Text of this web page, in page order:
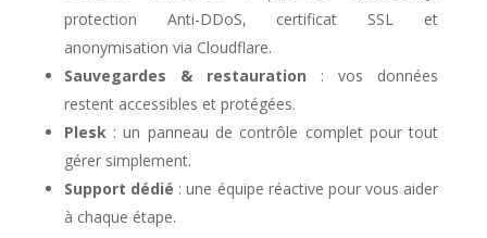
protection Anti-DDoS, certificat SSL et
anonymisation via Cloudflare.
Sauvegardes & restauration : vos données
restent accessibles et protégées.
Plesk: un panneau de contrôle complet pour tout
gérer simplement.
Support dédié : une équipe réactive pour vous aider
à chaque étape.